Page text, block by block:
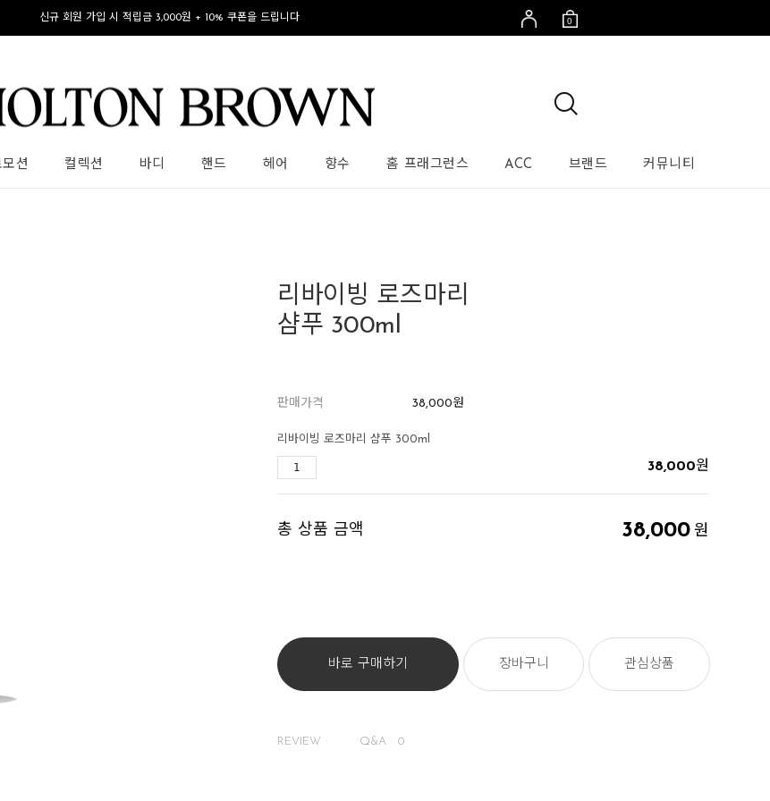
신규 회원 가입 시 적립금 3,000원 + 10% 쿠폰을 드립니다 0
션 컬렉션 바디 핸드 헤어 향수 홈 프래그런스 ACC 브랜드 커뮤니티
리바이빙 로즈마리
샴푸 300ml
판매가격 38,000원
리바이빙 로즈마리 샴푸 300ml
38,000원
총 상품 금액 38,000 원
바로 구매하기 장바구니 관심상품
REVIEW Q&A 0